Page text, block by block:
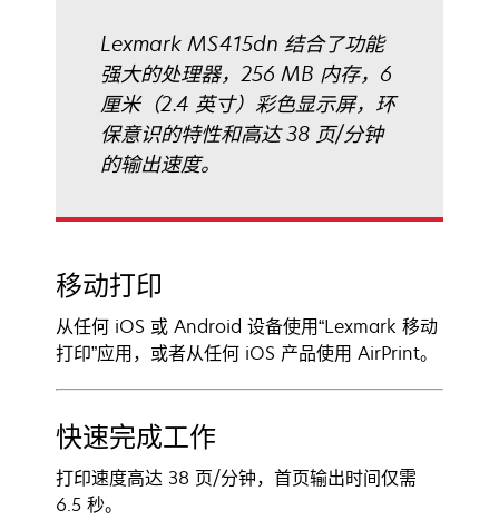
Lexmark MS415dn 结合了功能
强大的处理器，256 MB 内存，6
厘米（2.4 英寸）彩色显示屏，环
保意识的特性和高达 38 页/分钟
的输出速度。
移动打印
从任何 iOS 或 Android 设备使用“Lexmark 移动
打印”应用，或者从任何 iOS 产品使用 AirPrint。
快速完成工作
打印速度高达 38 页/分钟，首页输出时间仅需
6.5 秒。